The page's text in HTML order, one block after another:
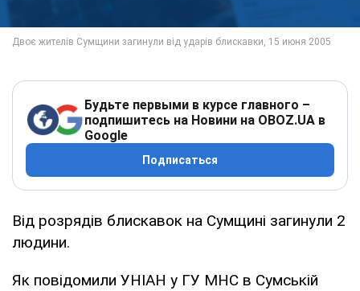
Будьте первыми в курсе главного –
подпишитесь на Новини на OBOZ.UA в
Google
Подписаться
Від розрядів блискавок на Сумщині загинули 2
людини.
Як повідомили УНІАН у ГУ МНС в Сумській